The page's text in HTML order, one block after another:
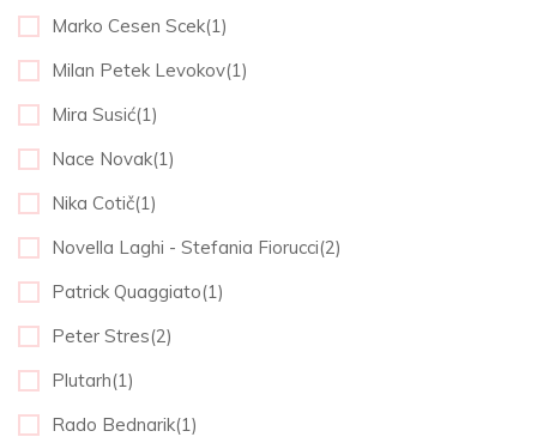
Marko Cesen Scek(1)
Milan Petek Levokov(1)
Mira Susić(1)
Nace Novak(1)
Nika Cotič(1)
Novella Laghi - Stefania Fiorucci(2)
Patrick Quaggiato(1)
Peter Stres(2)
Plutarh(1)
Rado Bednarik(1)